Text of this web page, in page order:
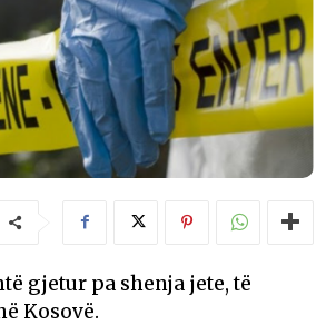
gjetur pa shenja jete, të
Kosovë.